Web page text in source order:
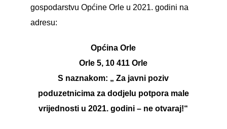
gospodarstvu Općine Orle u 2021. godini na
adresu:
Općina Orle
Orle 5, 10 411 Orle
S naznakom: „ Za javni poziv
poduzetnicima za dodjelu potpora male
vrijednosti u 2021. godini – ne otvaraj!“